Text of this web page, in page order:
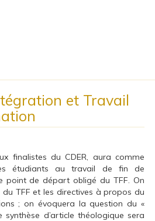
et Travail
finalistes du CDER, aura comme
étudiants au travail de fin de
point de départ obligé du TFF. On
TFF et les directives à propos du
; on évoquera la question du «
d’article théologique sera